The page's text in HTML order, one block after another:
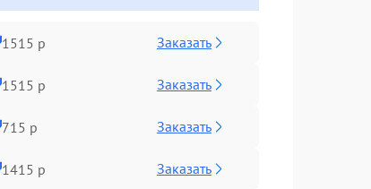
1515 р Заказать
1515 р Заказать
715 р Заказать
1415 р Заказать